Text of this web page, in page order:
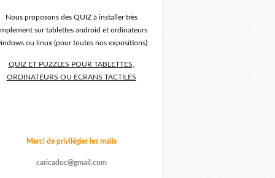
Nous proposons des QUIZ à installer très
sur tablettes android et ordinateurs
ou linux (pour toutes nos expositions)
QUIZ ET PUZZLES POUR TABLETTES,
ORDINATEURS OU ECRANS TACTILES
Merci de privilégier les mails
caricadoc@gmail.com